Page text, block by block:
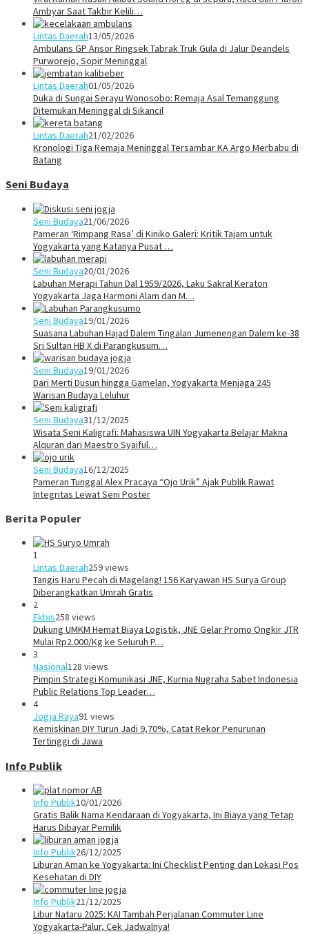
Ambyar Saat Takbir Kelili…
Lintas Daerah13/05/2026
Ambulans GP Ansor Ringsek Tabrak Truk Gula di Jalur Deandels
Purworejo, Sopir Meninggal
Lintas Daerah01/05/2026
Duka di Sungai Serayu Wonosobo: Remaja Asal Temanggung
Ditemukan Meninggal di Sikancil
Lintas Daerah21/02/2026
Kronologi Tiga Remaja Meninggal Tersambar KA Argo Merbabu di
Batang
Seni Budaya
Seni Budaya21/06/2026
Pameran ‘Rimpang Rasa’ di Kiniko Galeri: Kritik Tajam untuk
Yogyakarta yang Katanya Pusat …
Seni Budaya20/01/2026
Labuhan Merapi Tahun Dal 1959/2026, Laku Sakral Keraton
Yogyakarta Jaga Harmoni Alam dan M…
Seni Budaya19/01/2026
Suasana Labuhan Hajad Dalem Tingalan Jumenengan Dalem ke-38
Sri Sultan HB X di Parangkusum…
Seni Budaya19/01/2026
Dari Merti Dusun hingga Gamelan, Yogyakarta Menjaga 245
Warisan Budaya Leluhur
Seni Budaya31/12/2025
Wisata Seni Kaligrafi: Mahasiswa UIN Yogyakarta Belajar Makna
Alquran dari Maestro Syaiful…
Seni Budaya16/12/2025
Pameran Tunggal Alex Pracaya “Ojo Urik” Ajak Publik Rawat
Integritas Lewat Seni Poster
Berita Populer
1
Lintas Daerah259 views
Tangis Haru Pecah di Magelang! 156 Karyawan HS Surya Group
Diberangkatkan Umrah Gratis
2
Ekbis258 views
Dukung UMKM Hemat Biaya Logistik, JNE Gelar Promo Ongkir JTR
Mulai Rp2.000/Kg ke Seluruh P…
3
Nasional128 views
Pimpin Strategi Komunikasi JNE, Kurnia Nugraha Sabet Indonesia
Public Relations Top Leader…
4
Jogja Raya91 views
Kemiskinan DIY Turun Jadi 9,70%, Catat Rekor Penurunan
Tertinggi di Jawa
Info Publik
Info Publik10/01/2026
Gratis Balik Nama Kendaraan di Yogyakarta, Ini Biaya yang Tetap
Harus Dibayar Pemilik
Info Publik26/12/2025
Liburan Aman ke Yogyakarta: Ini Checklist Penting dan Lokasi Pos
Kesehatan di DIY
Info Publik21/12/2025
Libur Nataru 2025: KAI Tambah Perjalanan Commuter Line
Yogyakarta-Palur, Cek Jadwalnya!